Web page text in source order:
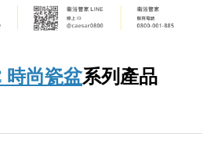
時尚瓷盆系列產品